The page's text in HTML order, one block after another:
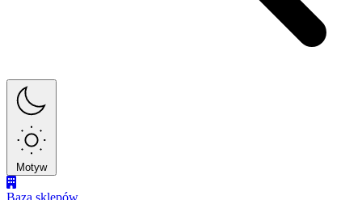
Motyw
Baza sklepów